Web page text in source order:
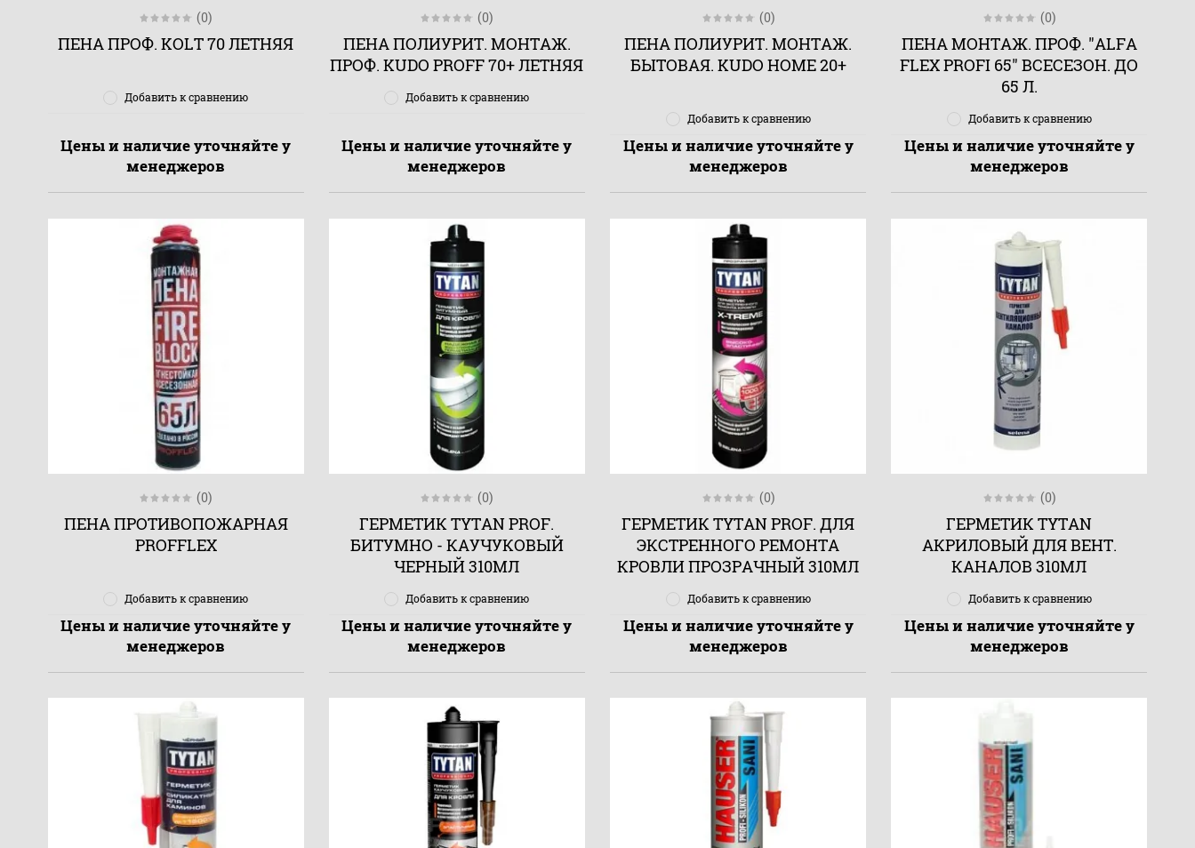
(0)
ПЕНА ПРОФ. KOLT 70 ЛЕТНЯЯ
Добавить к сравнению
Цены и наличие уточняйте у
менеджеров
(0)
ПЕНА ПОЛИУРИТ. МОНТАЖ.
ПРОФ. KUDO PROFF 70+ ЛЕТНЯЯ
Добавить к сравнению
Цены и наличие уточняйте у
менеджеров
(0)
ПЕНА ПОЛИУРИТ. МОНТАЖ.
БЫТОВАЯ. KUDO HOME 20+
Добавить к сравнению
Цены и наличие уточняйте у
менеджеров
(0)
ПЕНА МОНТАЖ. ПРОФ. "ALFA
FLEX PROFI 65" ВСЕСЕЗОН. ДО
65 Л.
Добавить к сравнению
Цены и наличие уточняйте у
менеджеров
(0)
ПЕНА ПРОТИВОПОЖАРНАЯ
PROFFLEX
Добавить к сравнению
Цены и наличие уточняйте у
менеджеров
(0)
ГЕРМЕТИК TYTAN PROF.
БИТУМНО - КАУЧУКОВЫЙ
ЧЕРНЫЙ 310МЛ
Добавить к сравнению
Цены и наличие уточняйте у
менеджеров
(0)
ГЕРМЕТИК TYTAN PROF. ДЛЯ
ЭКСТРЕННОГО РЕМОНТА
КРОВЛИ ПРОЗРАЧНЫЙ 310МЛ
Добавить к сравнению
Цены и наличие уточняйте у
менеджеров
(0)
ГЕРМЕТИК TYTAN
АКРИЛОВЫЙ ДЛЯ ВЕНТ.
КАНАЛОВ 310МЛ
Добавить к сравнению
Цены и наличие уточняйте у
менеджеров